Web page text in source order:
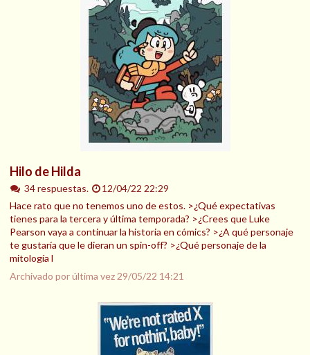
Hilo de Hilda
34 respuestas.
12/04/22 22:29
Hace rato que no tenemos uno de estos. >¿Qué expectativas
tienes para la tercera y última temporada? >¿Crees que Luke
Pearson vaya a continuar la historia en cómics? >¿A qué personaje
te gustaría que le dieran un spin-off? >¿Qué personaje de la
mitología l
Archivado por última vez 29/05/22 14:21